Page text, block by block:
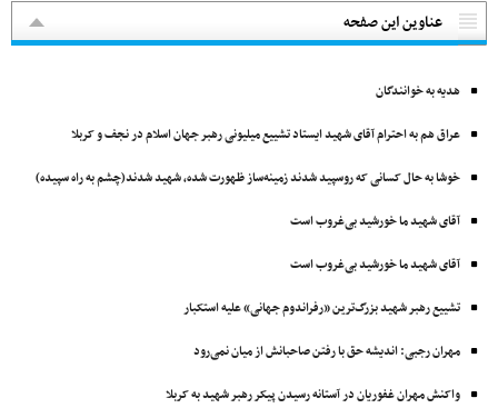
عناوین این صفحه
هدیه به خوانندگان
عراق هم به احترام آقای شهید ایستاد تشییع میلیونی رهبر جهان اسلام در نجف و کربلا
خوشا به‌ حال کسانی که روسپید شدند زمینه‌ساز ظهورت شده، شهید شدند(چشم به راه سپیده)
آقای شهید ما خورشید بی‌غروب است
آقای شهید ما خورشید بی‌غروب است
تشییع رهبر شهید بزرگ‌ترین «رفراندوم جهانی» علیه استکبار
مهران رجبی: اندیشه حق با رفتن صاحبانش از میان نمی‌رود
واکنش مهران غفوریان در آستانه رسیدن پیکر رهبر شهید به کربلا